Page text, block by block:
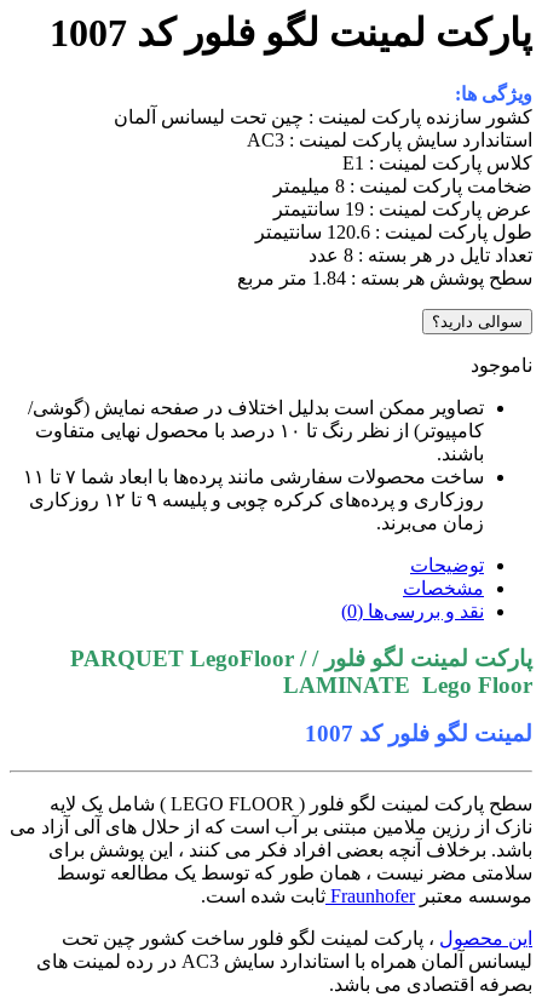
پارکت لمینت لگو فلور کد 1007
ویژگی ها:
کشور سازنده پارکت لمینت : چین تحت لیسانس آلمان
استاندارد سایش پارکت لمینت : AC3
کلاس پارکت لمینت : E1
ضخامت پارکت لمینت : 8 میلیمتر
عرض پارکت لمینت : 19 سانتیمتر
طول پارکت لمینت : 120.6 سانتیمتر
تعداد تایل در هر بسته : 8 عدد
سطح پوشش هر بسته : 1.84 متر مربع
سوالی دارید؟
ناموجود
تصاویر ممکن است بدلیل اختلاف در صفحه نمایش (گوشی/
کامپیوتر) از نظر رنگ تا ۱۰ درصد با محصول نهایی متفاوت
باشند.
ساخت محصولات سفارشی مانند پرده‌ها با ابعاد شما ۷ تا ۱۱
روزکاری و پرده‌های کرکره چوبی و پلیسه ۹ تا ۱۲ روزکاری
زمان می‌برند.
توضیحات
مشخصات
نقد و بررسی‌ها (0)
پارکت لمینت لگو فلور / PARQUET LegoFloor /
LAMINATE Lego Floor
لمینت لگو فلور کد 1007
سطح پارکت لمینت لگو فلور ( LEGO FLOOR ) شامل یک لایه
نازک از رزین ملامین مبتنی بر آب است که از حلال های آلی آزاد می
باشد. برخلاف آنچه بعضی افراد فکر می کنند ، این پوشش برای
سلامتی مضر نیست ، همان طور که توسط یک مطالعه توسط
موسسه معتبرFraunhofer ثابت شده است.
این محصول ، پارکت لمینت لگو فلور ساخت کشور چین تحت
لیسانس آلمان همراه با استاندارد سایش AC3 در رده لمینت های
بصرفه اقتصادی می باشد.